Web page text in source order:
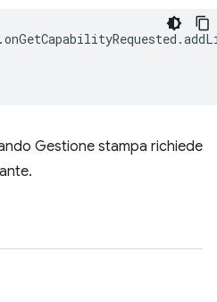
.onGetCapabilityRequested .
Gestione stampa richiede